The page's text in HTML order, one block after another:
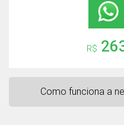
R$
Como funciona a